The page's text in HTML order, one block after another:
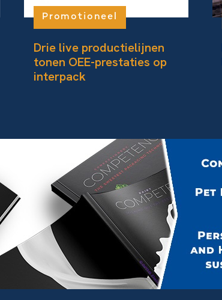
Promotioneel
Drie live productielijnen
tonen OEE-prestaties op
interpack